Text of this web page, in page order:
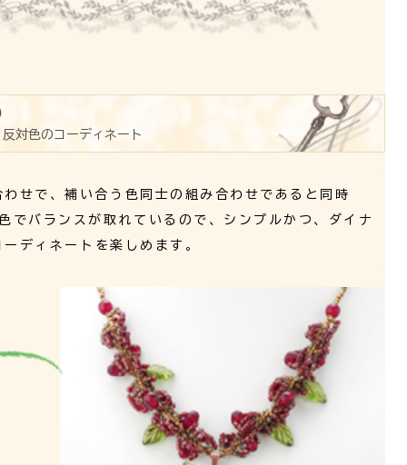
反対色のコーディネート
せで、補い合う色同士の組み合わせであると同時
でバランスが取れているので、シンプルかつ、ダイナ
ーディネートを楽しめます。